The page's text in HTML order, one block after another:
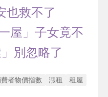
也救不了
屋」子女竟不
別忽略了
者物價指數 漲租
租屋